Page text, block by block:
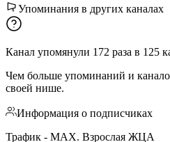
Упоминания в других каналах
Канал упомянули 172 раза в 125
Чем больше упоминаний и
своей нише.
Информация о подписчиках
Трафик - МАХ. Взрослая ЖЦА